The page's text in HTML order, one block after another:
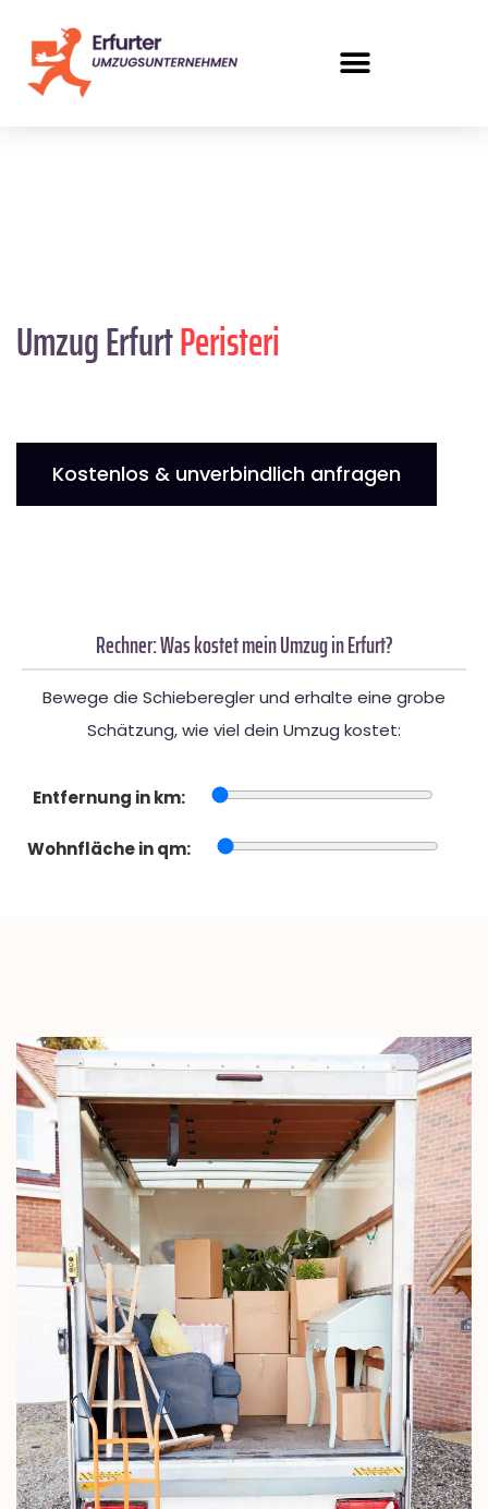
Umzug ErfurtPeristeri
Kostenlos & unverbindlich anfragen
Rechner: Was kostet mein Umzug in Erfurt?
Bewege die Schieberegler und erhalte eine grobe
Schätzung, wie viel dein Umzug kostet:
Entfernung in km:
Wohnfläche in qm: